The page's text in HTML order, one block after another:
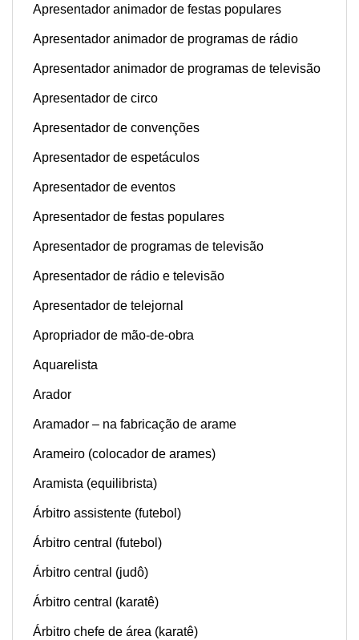
Apresentador animador de festas populares
Apresentador animador de programas de rádio
Apresentador animador de programas de televisão
Apresentador de circo
Apresentador de convenções
Apresentador de espetáculos
Apresentador de eventos
Apresentador de festas populares
Apresentador de programas de televisão
Apresentador de rádio e televisão
Apresentador de telejornal
Apropriador de mão-de-obra
Aquarelista
Arador
Aramador – na fabricação de arame
Arameiro (colocador de arames)
Aramista (equilibrista)
Árbitro assistente (futebol)
Árbitro central (futebol)
Árbitro central (judô)
Árbitro central (karatê)
Árbitro chefe de área (karatê)